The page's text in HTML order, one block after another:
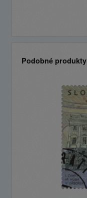
Podobné produkty